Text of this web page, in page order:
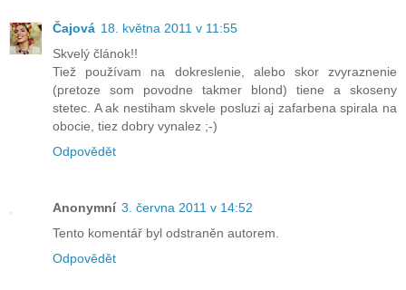
Čajová 18. května 2011 v 11:55
Skvelý článok!!
Tiež používam na dokreslenie, alebo skor zvyraznenie
(pretoze som povodne takmer blond) tiene a skoseny
stetec. A ak nestiham skvele posluzi aj zafarbena spirala na
obocie, tiez dobry vynalez ;-)
Odpovědět
Anonymní 3. června 2011 v 14:52
Tento komentář byl odstraněn autorem.
Odpovědět